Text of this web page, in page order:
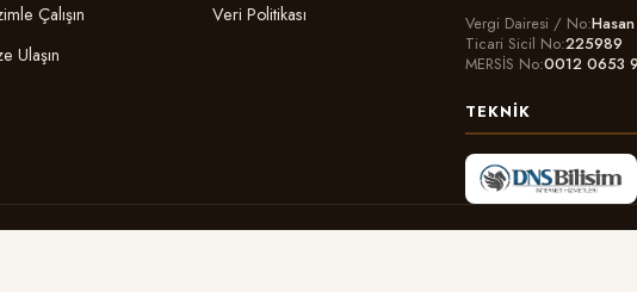
Çalışın
Ulaşın
Veri Politikası
Vergi Dairesi / No
Ticari Sicil No 225989
MERSİS No 0012 0653
TEKNIK